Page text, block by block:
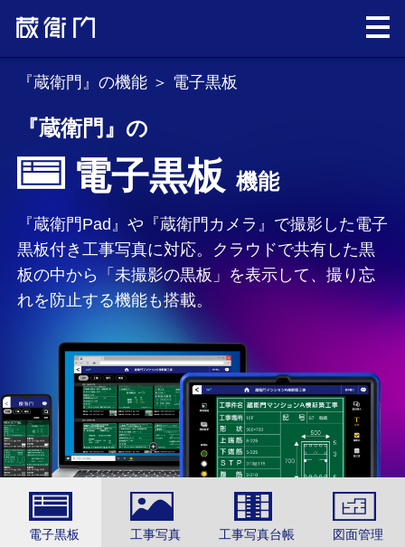
『蔵衛門』の機能＞ 電子黒板
『蔵衛門』の
電子黒板 機能
『蔵衛門Pad』や『蔵衛門カメラ』で撮影した電子
黒板付き工事写真に対応。クラウドで共有した黒
板の中から「未撮影の黒板」を表示して、撮り忘
れを防止する機能も搭載。
電子黒板 工事写真 工事写真台帳 図面管理